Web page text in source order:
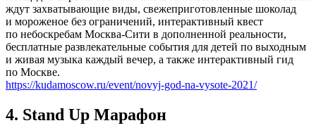
ждут захватывающие виды, свежеприготовленные шоколад
и мороженое без ограничений, интерактивный квест
по небоскребам Москва-Сити в дополненной реальности,
бесплатные развлекательные события для детей по выходным
и живая музыка каждый вечер, а также интерактивный гид
по Москве.
https://kudamoscow.ru/event/novyj-god-na-vysote-2021/
4. Stand Up Марафон